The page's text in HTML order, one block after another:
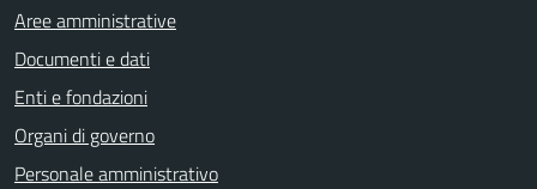
Aree amministrative
Documenti e dati
Enti e fondazioni
Organi di governo
Personale amministrativo